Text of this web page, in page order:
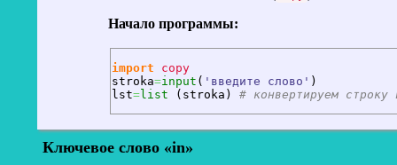
Начало программы:
import
copy
stroka=input ( 'введите слово' )
lst=list ( stroka ) # конвертируем строку
Ключевое слово «in»